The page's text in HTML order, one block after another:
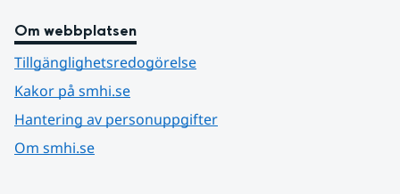
Om webbplatsen
Tillgänglighetsredogörelse
Kakor på smhi.se
Hantering av personuppgifter
Om smhi.se